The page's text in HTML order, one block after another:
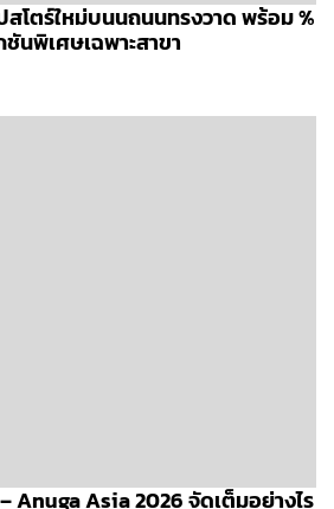
โตร์ใหม่บนนถนนทรงวาด พร้อม %
นพิเศษเฉพาะสาขา
Anuga Asia 2026 จัดเต็มอย่างไร